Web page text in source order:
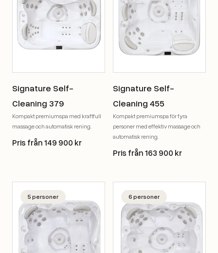
Signature Self-
Cleaning 379
Kompakt premiumspa med kraftfull
massage och automatisk rening.
Pris från 149 900 kr
Signature Self-
Cleaning 455
Kompakt premiumspa för fyra
personer med effektiv massage och
automatisk rening.
Pris från 163 900 kr
5 personer 6 personer